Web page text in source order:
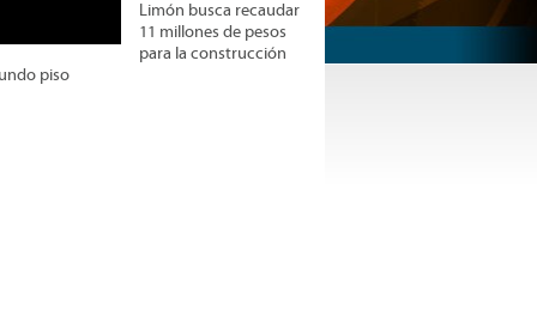
Limón busca recaudar
11 millones de pesos
para la construcción
piso